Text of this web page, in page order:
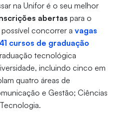
na Unifor é o seu melhor
abertas para o
concorrer a vagas
cursos de graduação
tecnológica
incluindo cinco em
quatro áreas de
e Gestão; Ciências